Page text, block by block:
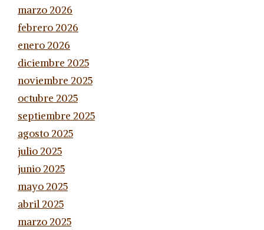
marzo 2026
febrero 2026
enero 2026
diciembre 2025
noviembre 2025
octubre 2025
septiembre 2025
agosto 2025
julio 2025
junio 2025
mayo 2025
abril 2025
marzo 2025